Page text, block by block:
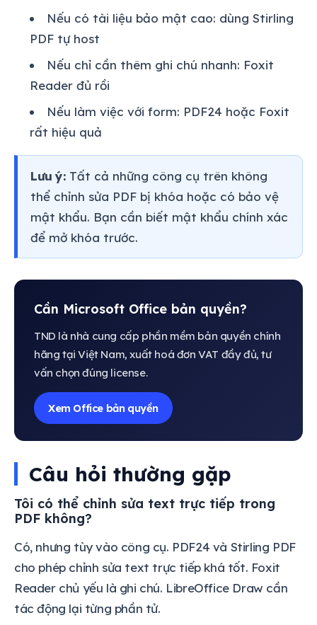
Nếu có tài liệu bảo mật cao: dùng Stirling
PDF tự host
Nếu chỉ cần thêm ghi chú nhanh: Foxit
Reader đủ rồi
Nếu làm việc với form: PDF24 hoặc Foxit
rất hiệu quả
Lưu ý:Tất cả những công cụ trên không
thể chỉnh sửa PDF bị khóa hoặc có bảo vệ
mật khẩu. Bạn cần biết mật khẩu chính xác
để mở khóa trước.
Cần Microsoft Office bản quyền?
TND là nhà cung cấp phần mềm bản quyền chính
hãng tại Việt Nam, xuất hoá đơn VAT đầy đủ, tư
vấn chọn đúng license.
Xem Office bản quyền
Câu hỏi thường gặp
Tôi có thể chỉnh sửa text trực tiếp trong
PDF không?
Có, nhưng tùy vào công cụ. PDF24 và Stirling PDF
cho phép chỉnh sửa text trực tiếp khá tốt. Foxit
Reader chủ yếu là ghi chú. LibreOffice Draw cần
tác động lại từng phần tử.